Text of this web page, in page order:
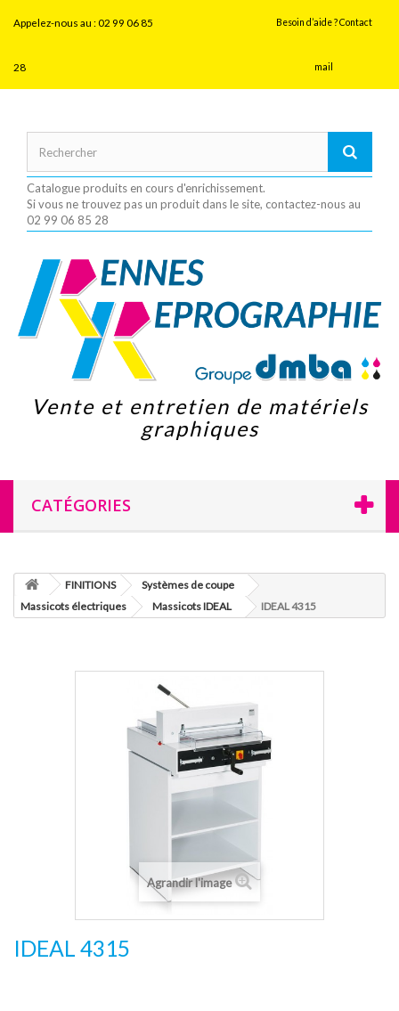
Besoin d’aide ? Contact
mail
Appelez-nous au :02 99 06 85
28
Catalogue produits en cours d'enrichissement.
Si vous ne trouvez pas un produit dans le site, contactez-nous au
02 99 06 85 28
Vente et entretien de matériels
graphiques
CATÉGORIES
FINITIONS
Systèmes de coupe
Massicots électriques
Massicots IDEAL IDEAL 4315
Agrandir l'image
IDEAL 4315